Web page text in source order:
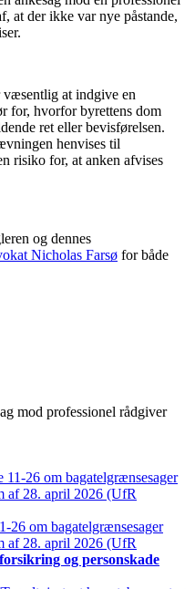
at der ikke var nye påstande,
at indgive en
for, hvorfor byrettens dom
ret eller bevisførelsen.
henvises til
risiko for, at anken afvises
og dennes
Nicholas Farsø for både
26 om bagatelgrænsesager
af 28. april 2026 (UfR
og personskade